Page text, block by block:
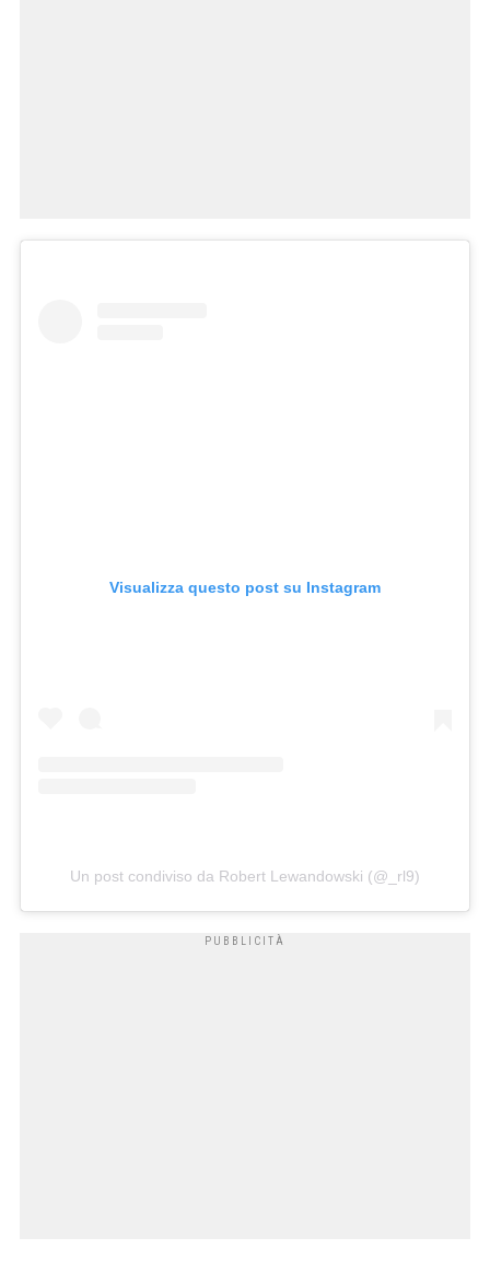
Visualizza questo post su Instagram
Un post condiviso da Robert Lewandowski (@_rl9)